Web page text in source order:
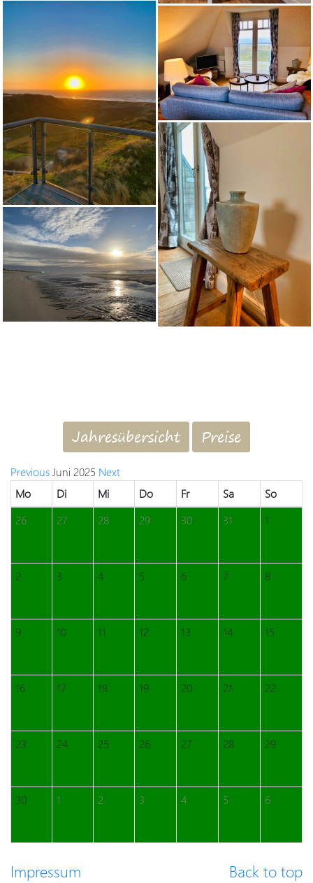
Jahresübersicht Preise
Previous Juni 2025 Next
Mo
Di Mi Do Fr Sa
So
26
27 28 29 30 31 1
2 3 4 5 6 7 8
9 10 11 12 13 14 15
16 17 18 19 20 21 22
23 24 25 26 27 28 29
30 1 2 3 4 5 6
Back to top
Impressum